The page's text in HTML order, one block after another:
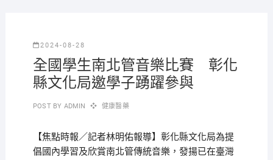
2024-08-28
全國學生南北管音樂比賽 彰化
縣文化局邀學子踴躍參與
POST BY ADMIN 健康醫藥
【焦點時報／記者林明佑報導】彰化縣文化局為提
倡國內學習及欣賞南北管傳統音樂，發揚已在臺灣